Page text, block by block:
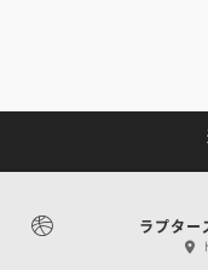
ラプター